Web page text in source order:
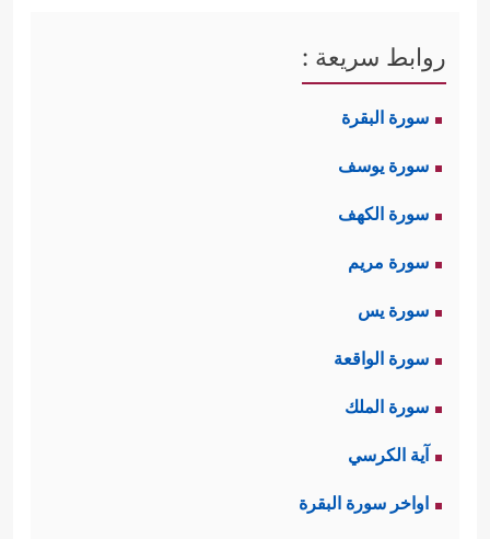
روابط سريعة :
سورة البقرة
سورة يوسف
سورة الكهف
سورة مريم
سورة يس
سورة الواقعة
سورة الملك
آية الكرسي
اواخر سورة البقرة